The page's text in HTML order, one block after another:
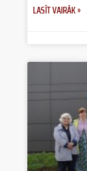
LASĪT VAIRĀK »